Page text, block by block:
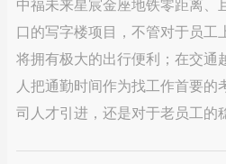
中福未来星宸金座地铁零距离、
口的写字楼项目，不管对于员工
将拥有极大的出行便利；在交通
人把通勤时间作为找工作首要的
司人才引进，还是对于老员工的